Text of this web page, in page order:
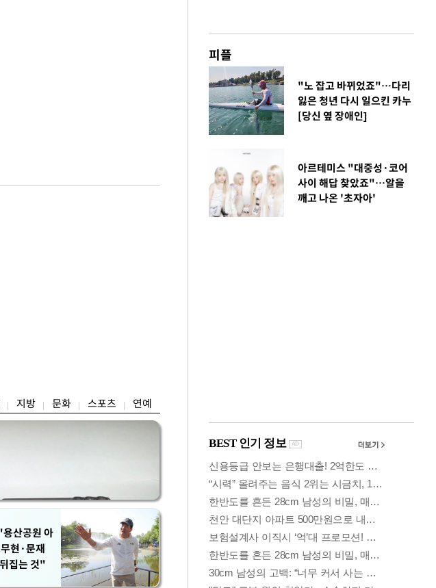
지방 문화 스포츠 연예
산공원 아
현·문재
집는 것"
피플
"노 잡고 바뀌었죠"…다리
잃은 청년 다시 일으킨 카누
[당신 옆 장애인]
아르테미스 "대중성·코어
사이 해답 찾았죠"…알을
깨고 나온 '초자아'